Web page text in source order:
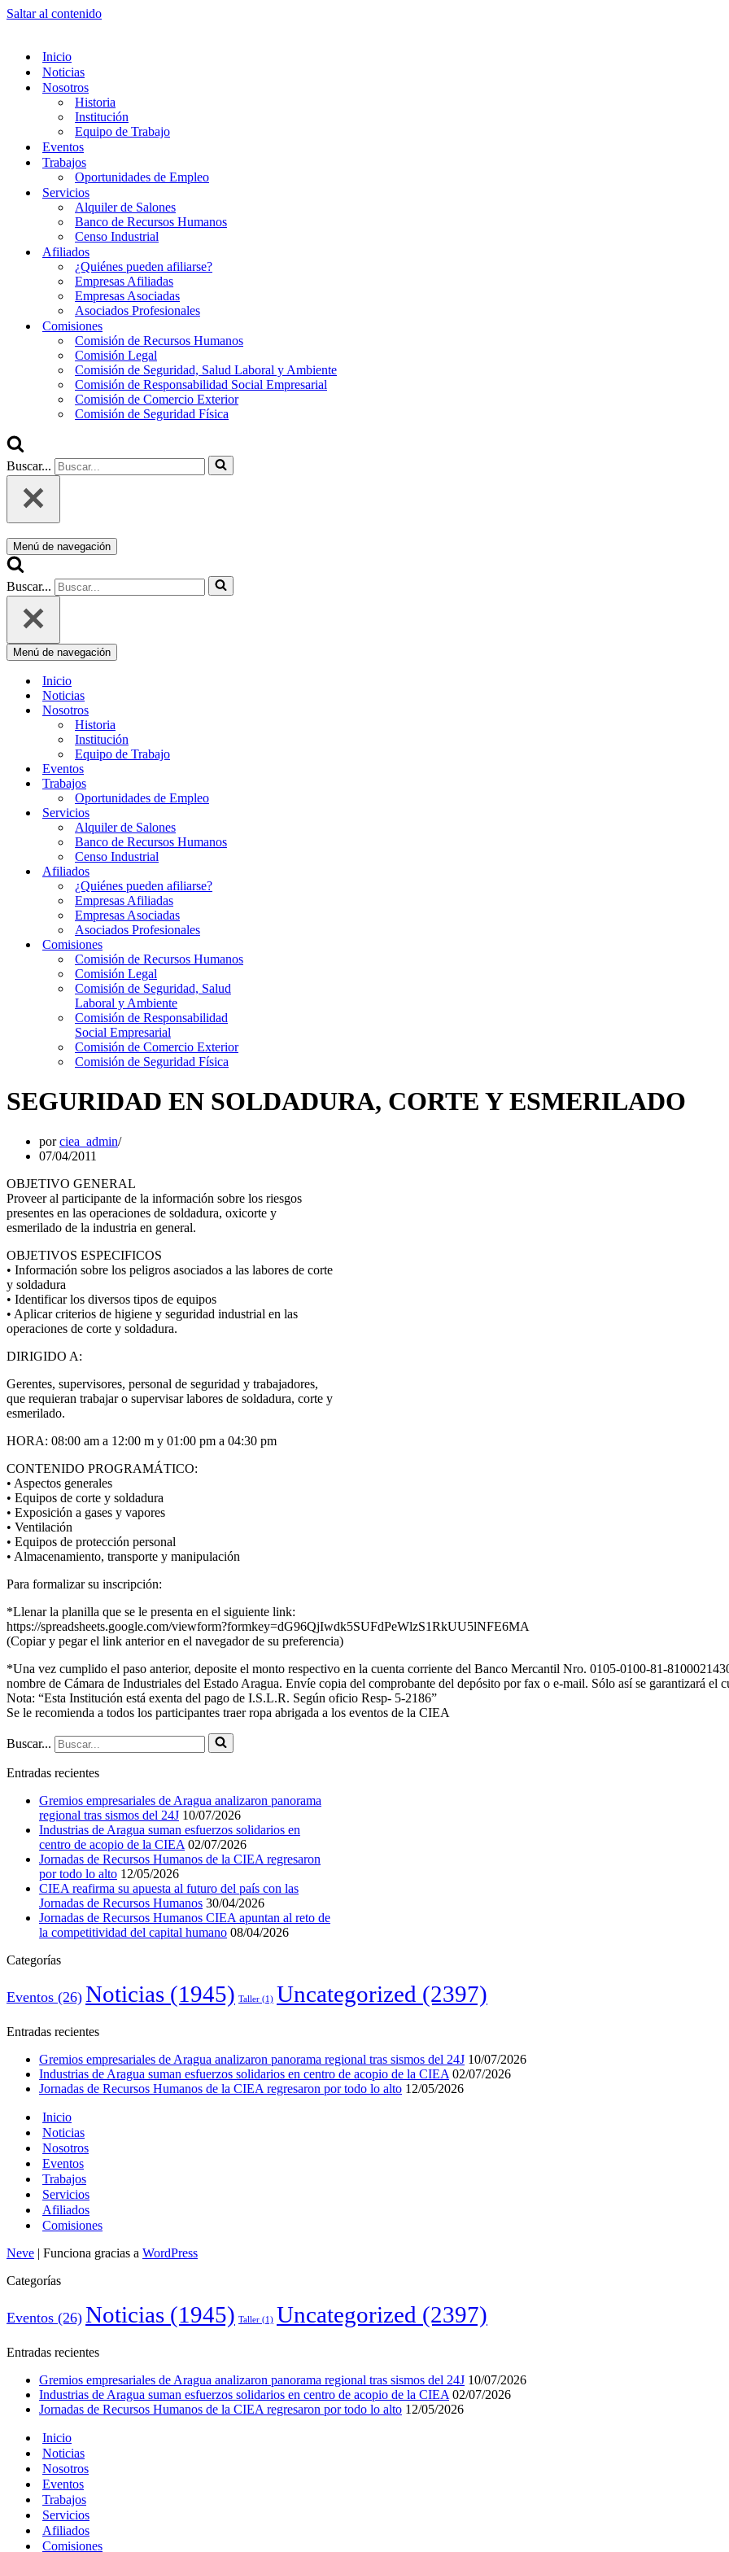
Saltar al contenido
Inicio
Noticias
Nosotros
Historia
Institución
Equipo de Trabajo
Eventos
Trabajos
Oportunidades de Empleo
Servicios
Alquiler de Salones
Banco de Recursos Humanos
Censo Industrial
Afiliados
¿Quiénes pueden afiliarse?
Empresas Afiliadas
Empresas Asociadas
Asociados Profesionales
Comisiones
Comisión de Recursos Humanos
Comisión Legal
Comisión de Seguridad, Salud Laboral y Ambiente
Comisión de Responsabilidad Social Empresarial
Comisión de Comercio Exterior
Comisión de Seguridad Física
Buscar...
Menú de navegación
Buscar...
Menú de navegación
Inicio
Noticias
Nosotros
Historia
Institución
Equipo de Trabajo
Eventos
Trabajos
Oportunidades de Empleo
Servicios
Alquiler de Salones
Banco de Recursos Humanos
Censo Industrial
Afiliados
¿Quiénes pueden afiliarse?
Empresas Afiliadas
Empresas Asociadas
Asociados Profesionales
Comisiones
Comisión de Recursos Humanos
Comisión Legal
Comisión de Seguridad, Salud
Laboral y Ambiente
Comisión de Responsabilidad
Social Empresarial
Comisión de Comercio Exterior
Comisión de Seguridad Física
SEGURIDAD EN SOLDADURA, CORTE Y ESMERILADO
porciea_admin
07/04/2011
OBJETIVO GENERAL
Proveer al participante de la información sobre los riesgos
presentes en las operaciones de soldadura, oxicorte y
esmerilado de la industria en general.
OBJETIVOS ESPECIFICOS
• Información sobre los peligros asociados a las labores de corte
y soldadura
• Identificar los diversos tipos de equipos
• Aplicar criterios de higiene y seguridad industrial en las
operaciones de corte y soldadura.
DIRIGIDO A:
Gerentes, supervisores, personal de seguridad y trabajadores,
que requieran trabajar o supervisar labores de soldadura, corte y
esmerilado.
HORA: 08:00 am a 12:00 m y 01:00 pm a 04:30 pm
CONTENIDO PROGRAMÁTICO:
• Aspectos generales
• Equipos de corte y soldadura
• Exposición a gases y vapores
• Ventilación
• Equipos de protección personal
• Almacenamiento, transporte y manipulación
Para formalizar su inscripción:
*Llenar la planilla que se le presenta en el siguiente link:
https://spreadsheets.google.com/viewform?formkey=dG96QjIwdk5SUFdPeWlzS1RkUU5lNFE6MA
(Copiar y pegar el link anterior en el navegador de su preferencia)
*Una vez cumplido el paso anterior, deposite el monto respectivo en la cuenta corriente del Banco Mercantil Nro. 0105-0100-81-
nombre de Cámara de Industriales del Estado Aragua. Envíe copia del comprobante del depósito por fax o e-mail. Sólo así se garantizará el
Nota: “Esta Institución está exenta del pago de I.S.L.R. Según oficio Resp- 5-2186”
Se le recomienda a todos los participantes traer ropa abrigada a los eventos de la CIEA
Buscar...
Entradas recientes
Gremios empresariales de Aragua analizaron panorama
regional tras sismos del 24J 10/07/2026
Industrias de Aragua suman esfuerzos solidarios en
centro de acopio de la CIEA 02/07/2026
Jornadas de Recursos Humanos de la CIEA regresaron
por todo lo alto 12/05/2026
CIEA reafirma su apuesta al futuro del país con las
Jornadas de Recursos Humanos 30/04/2026
Jornadas de Recursos Humanos CIEA apuntan al reto de
la competitividad del capital humano 08/04/2026
Categorías
Eventos (26) Noticias (1945) Taller (1) Uncategorized (2397)
Entradas recientes
Gremios empresariales de Aragua analizaron panorama regional tras sismos del 24J 10/07/2026
Industrias de Aragua suman esfuerzos solidarios en centro de acopio de la CIEA 02/07/2026
Jornadas de Recursos Humanos de la CIEA regresaron por todo lo alto 12/05/2026
Inicio
Noticias
Nosotros
Eventos
Trabajos
Servicios
Afiliados
Comisiones
Neve | Funciona gracias a WordPress
Categorías
Eventos (26) Noticias (1945) Taller (1) Uncategorized (2397)
Entradas recientes
Gremios empresariales de Aragua analizaron panorama regional tras sismos del 24J 10/07/2026
Industrias de Aragua suman esfuerzos solidarios en centro de acopio de la CIEA 02/07/2026
Jornadas de Recursos Humanos de la CIEA regresaron por todo lo alto 12/05/2026
Inicio
Noticias
Nosotros
Eventos
Trabajos
Servicios
Afiliados
Comisiones